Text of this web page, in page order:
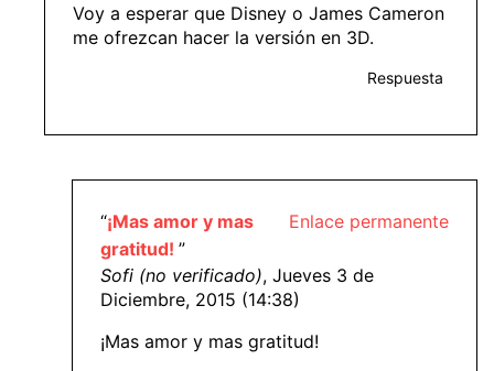
Voy a esperar que Disney o James Cameron
me ofrezcan hacer la versión en 3D.
Respuesta
Enlace permanente
“¡Mas amor y mas
gratitud! ”
Sofi (no verificado), Jueves 3 de
Diciembre, 2015 (14:38)
¡Mas amor y mas gratitud!